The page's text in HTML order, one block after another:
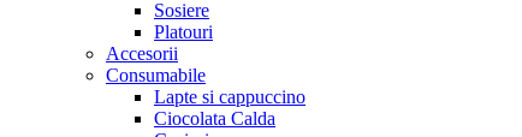
Sosiere
Platouri
Accesorii
Consumabile
Lapte si cappuccino
Ciocolata Calda